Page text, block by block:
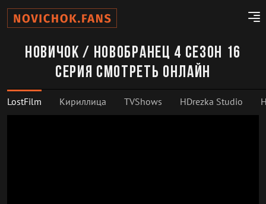
Новичок / Новобранец 4 сезон 16
серия смотреть онлайн
LostFilm Кириллица TVShows HDrezka Studio